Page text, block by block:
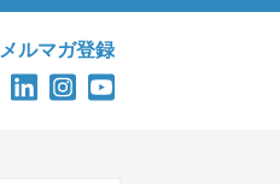
メルマガ登録